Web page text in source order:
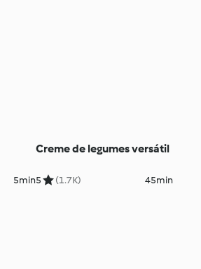
5min
Creme de legumes versátil
5 (1.7K) 45min